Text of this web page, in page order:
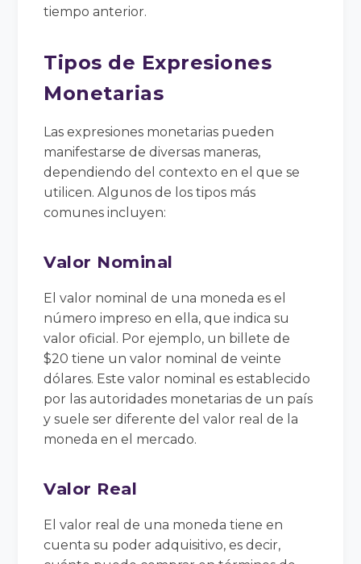
tiempo anterior.
Tipos de Expresiones
Monetarias
Las expresiones monetarias pueden
manifestarse de diversas maneras,
dependiendo del contexto en el que se
utilicen. Algunos de los tipos más
comunes incluyen:
Valor Nominal
El valor nominal de una moneda es el
número impreso en ella, que indica su
valor oficial. Por ejemplo, un billete de
$20 tiene un valor nominal de veinte
dólares. Este valor nominal es establecido
por las autoridades monetarias de un país
y suele ser diferente del valor real de la
moneda en el mercado.
Valor Real
El valor real de una moneda tiene en
cuenta su poder adquisitivo, es decir,